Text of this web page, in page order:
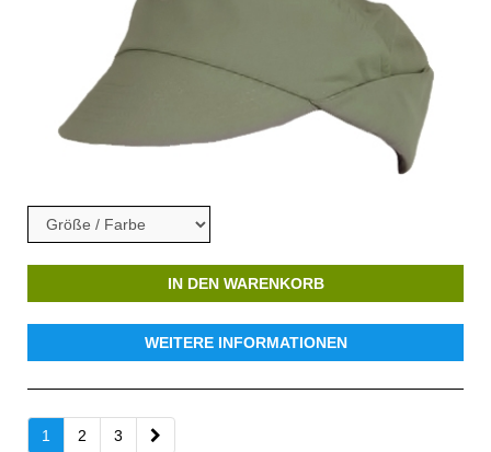
IN DEN WARENKORB
WEITERE INFORMATIONEN
1 2 3